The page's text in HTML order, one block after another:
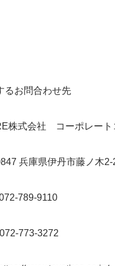
るお問合わせ先
株式会社 コーポレート
兵庫県伊丹市藤ノ木2-
789-9110
773-3272